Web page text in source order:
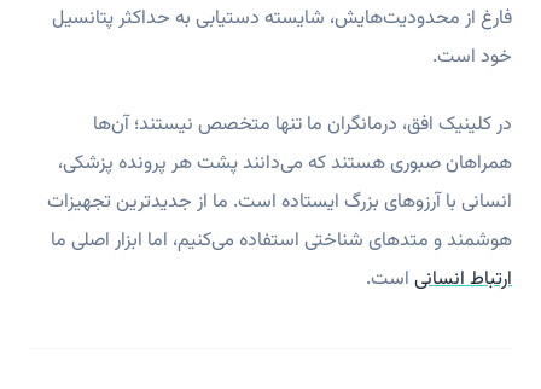
فارغ از محدودیت‌هایش، شایسته دستیابی به حداکثر پتانسیل
خود است.
در کلینیک افق، درمانگران ما تنها متخصص نیستند؛ آن‌ها
همراهان صبوری هستند که می‌دانند پشت هر پرونده پزشکی،
انسانی با آرزوهای بزرگ ایستاده است. ما از جدیدترین تجهیزات
هوشمند و متدهای شناختی استفاده می‌کنیم، اما ابزار اصلی ما
ارتباط انسانی است.